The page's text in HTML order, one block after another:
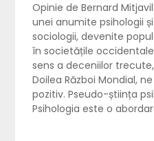
Opinie de Bernard
unei anumite psihologii
sociologii, devenite
în societățile
sens a deceniilor
Doilea Război Mondial,
pozitiv. Pseudo-știința
Psihologia este o